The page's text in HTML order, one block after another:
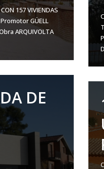
157 VIVIENDAS
GÜELL
ARQUIVOLTA
DE